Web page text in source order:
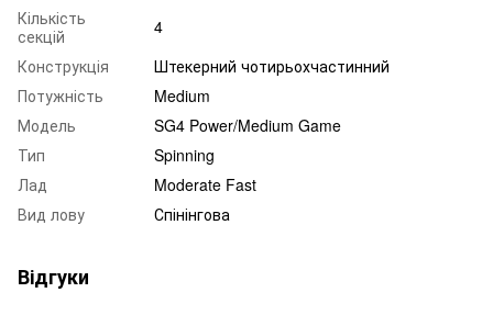
Кількість
секцій
4
Конструкція
Штекерний чотирьохчастинний
Потужність
Medium
Модель
SG4 Power/Medium Game
Тип
Spinning
Лад
Moderate Fast
Вид лову
Спінінгова
Відгуки